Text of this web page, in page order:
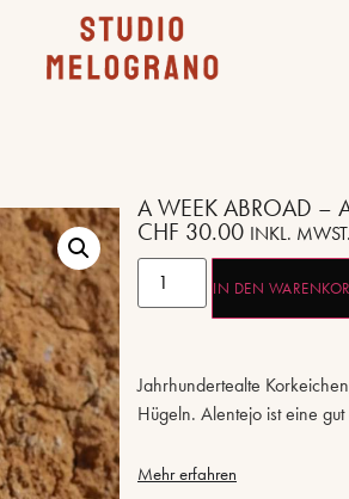
A WEEK ABROAD –
CHF 30.00 INKL. MWST.
IN DEN
Jahrhundertealte
Hügeln. Alentejo ist eine
Mehr erfahren